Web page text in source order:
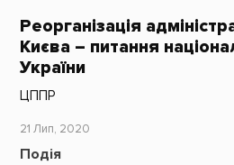
Реорганізація
Києва – питання
України
ЦППР
21 Лип, 2020
Подія